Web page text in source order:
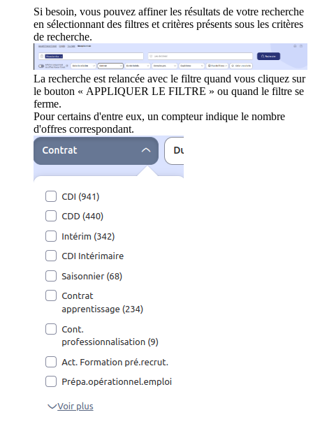
Si besoin, vous pouvez affiner les résultats de votre recherche
en sélectionnant des filtres et critères présents sous les critères
de recherche.
La recherche est relancée avec le filtre quand vous cliquez sur
le bouton « APPLIQUER LE FILTRE » ou quand le filtre se
ferme.
Pour certains d'entre eux, un compteur indique le nombre
d'offres correspondant.